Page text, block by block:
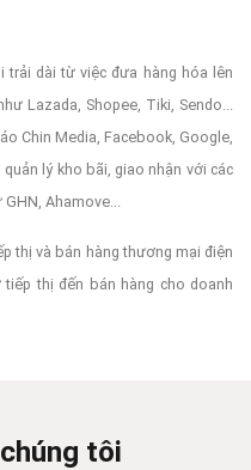
trải dài từ việc đưa hàng hóa lên
Lazada, Shopee, Tiki, Sendo...
Chin Media, Facebook, Google,
lý kho bãi, giao nhận với các
Ahamove...
thị và bán hàng thương mại điện
thị đến bán hàng cho doanh
tôi